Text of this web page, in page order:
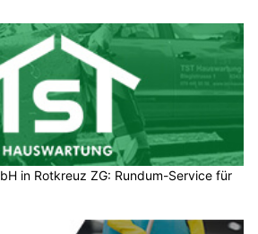
in Rotkreuz ZG: Rundum-Service für